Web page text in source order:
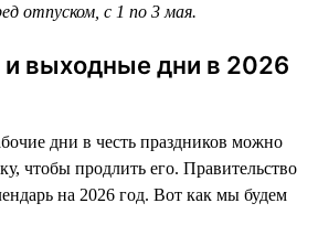
отпуском, с 1 по 3 мая.
выходные дни в 2026
дни в честь праздников можно
чтобы продлить его. Правительство
на 2026 год. Вот как мы будем